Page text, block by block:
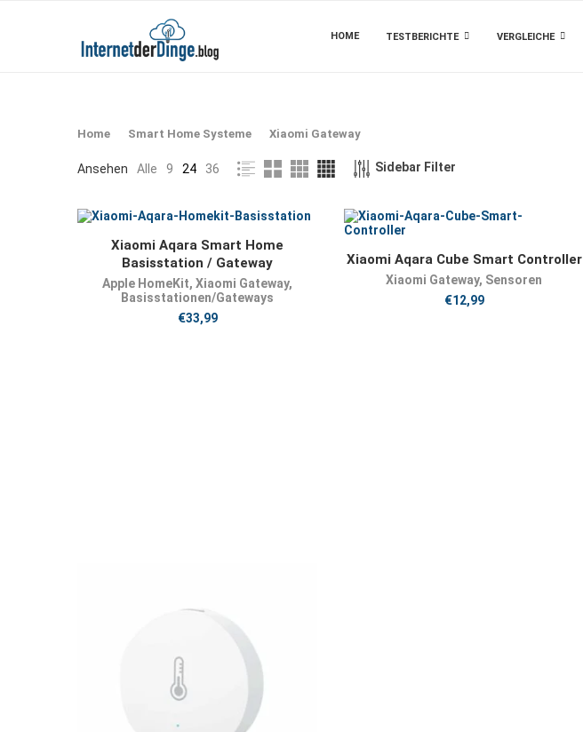
HOME TESTBERICHTE VERGLEICHE
Home Smart Home Systeme Xiaomi Gateway
Ansehen Alle 9 24 36 Sidebar Filter
JETZT KAUFEN
Xiaomi Aqara Smart Home
Basisstation / Gateway
Apple HomeKit, Xiaomi Gateway,
Basisstationen/Gateways
€33,99
JETZT KAUFEN
Xiaomi Aqara Cube Smart Controller
Xiaomi Gateway, Sensoren
€12,99